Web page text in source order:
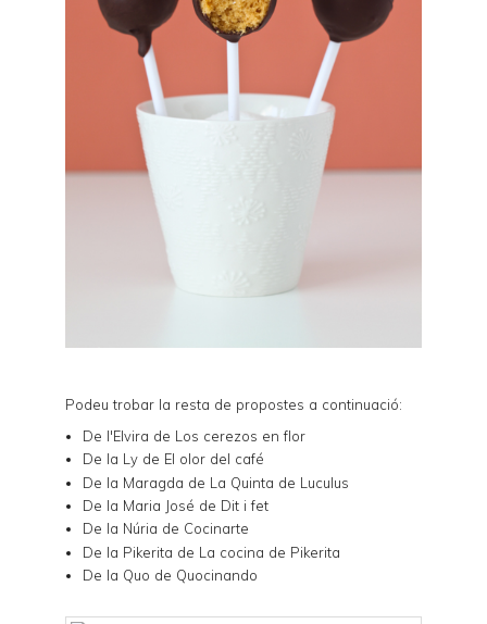
Podeu trobar la resta de propostes a continuació:
De l'Elvira de Los cerezos en flor
De la Ly de El olor del café
De la Maragda de La Quinta de Luculus
De la Maria José de Dit i fet
De la Núria de Cocinarte
De la Pikerita de La cocina de Pikerita
De la Quo de Quocinando